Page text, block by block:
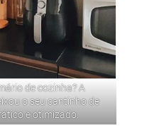
de cozinha? A
o seu cantinho de
e otimizado.